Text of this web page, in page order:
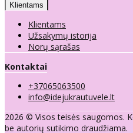
Klientams
Klientams
Užsakymų istorija
Norų sąrašas
Kontaktai
+37065063500
info@idejukrautuvele.lt
2026 © Visos teisės saugomos.
be autorių sutikimo draudžiama.